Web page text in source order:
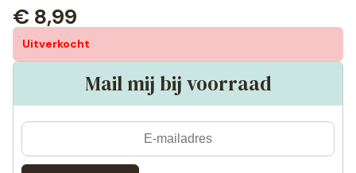
Uitverkocht
€ 8,99
Mail mij bij voorraad